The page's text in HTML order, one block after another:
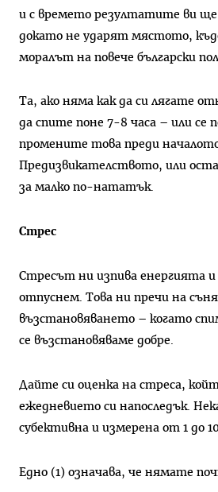
и с времето резултатите ви
докато не ударят мястото,
моралът на повече български
Та, ако няма как да си лягате
да спите поне 7-8 часа – или се
промените това преди
Предизвикателството, или
за малко по-нататък.
Стрес
Стресът ни изпива енергията и
отпуснем. Това ни пречи на
възстановяването – когато
се възстановяваме добре.
Дайте си оценка на стреса,
ежедневието си напоследък.
субективна и измерена от 1 до
Едно (1) означава, че нямате